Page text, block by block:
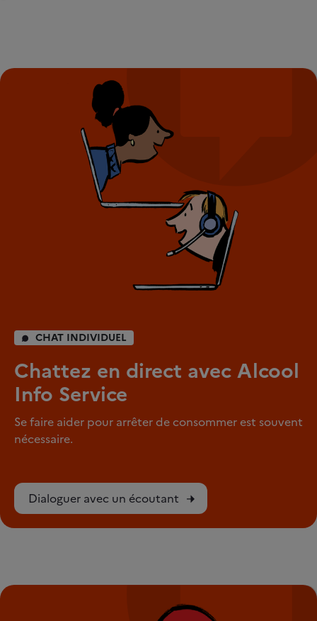
CHAT INDIVIDUEL
Chattez en direct avec Alcool
Info Service
Se faire aider pour arrêter de consommer est souvent
nécessaire.
Dialoguer avec un écoutant